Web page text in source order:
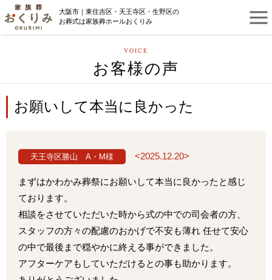
大阪市｜東住吉区・天王寺区・生野区の
お葬式は家族葬ホールおくりみ
VOICE
お客様の声
お願いして本当に良かった
天王寺区勝山 A・M様 <2025.12.20>
まずはかわかみ葬祭にお願いして本当に良かったと感じ
ております。
相談をさせていただいた時から式の中での司会者の方、
スタッフの方々の配慮のおかげで不安も薄れ 任せて安心
の中で最後まで穏やかに終える事ができました。
アフターケアもしていただけるとの事も助かります。